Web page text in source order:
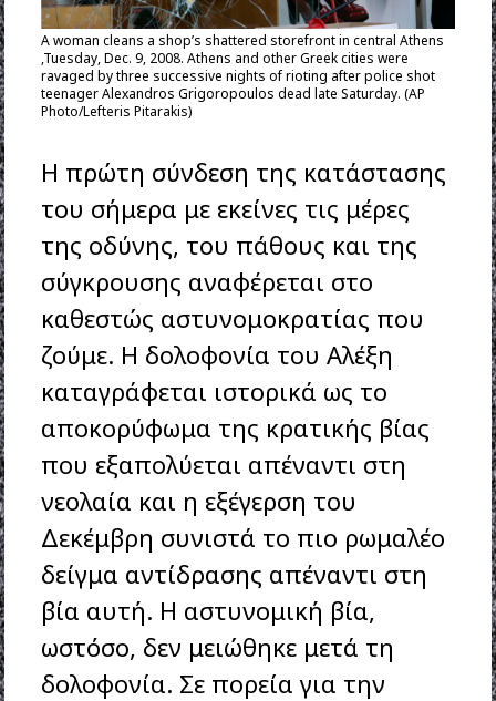
A woman cleans a shop’s shattered storefront in central Athens
,Tuesday, Dec. 9, 2008. Athens and other Greek cities were
ravaged by three successive nights of rioting after police shot
teenager Alexandros Grigoropoulos dead late Saturday. (AP
Photo/Lefteris Pitarakis)
Η πρώτη σύνδεση της κατάστασης
του σήμερα με εκείνες τις μέρες
της οδύνης, του πάθους και της
σύγκρουσης αναφέρεται στο
καθεστώς αστυνομοκρατίας που
ζούμε. Η δολοφονία του Αλέξη
καταγράφεται ιστορικά ως το
αποκορύφωμα της κρατικής βίας
που εξαπολύεται απέναντι στη
νεολαία και η εξέγερση του
Δεκέμβρη συνιστά το πιο ρωμαλέο
δείγμα αντίδρασης απέναντι στη
βία αυτή. Η αστυνομική βία,
ωστόσο, δεν μειώθηκε μετά τη
δολοφονία. Σε πορεία για την